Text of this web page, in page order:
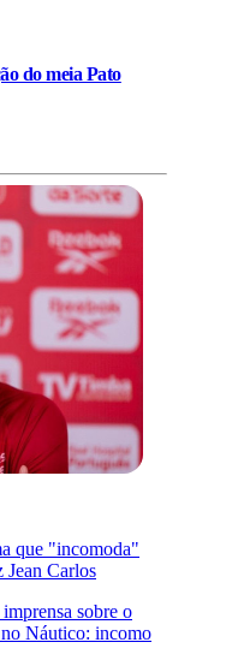
do meia Pato
que "incomoda"
Jean Carlos
sobre o
no Náutico: incomo